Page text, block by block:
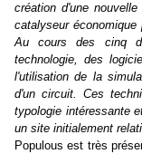
création d'une
catalyseur
Au cours des cinq
technologie, des
l'utilisation de la
d'un circuit. Ces
typologie intéressante
un site initialement
Populous est très